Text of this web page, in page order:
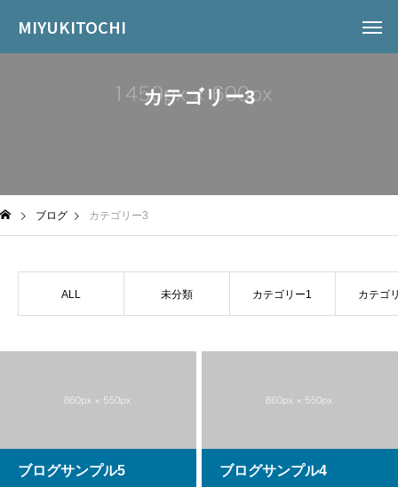
MIYUKITOCHI
カテゴリー3
ブログ カテゴリー3
ALL 未分類 カテゴリー1 カテゴ
ブログサンプル5 ブログサンプル4